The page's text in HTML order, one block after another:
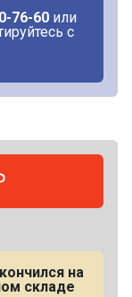
76-60 или
с
на
складе